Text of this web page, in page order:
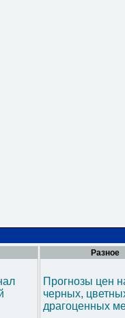
Разное
Прогнозы цен
черных,
драгоценных